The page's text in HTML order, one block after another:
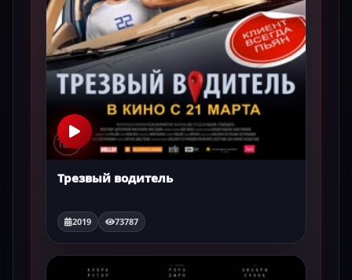
Трезвый водитель
2019 73787